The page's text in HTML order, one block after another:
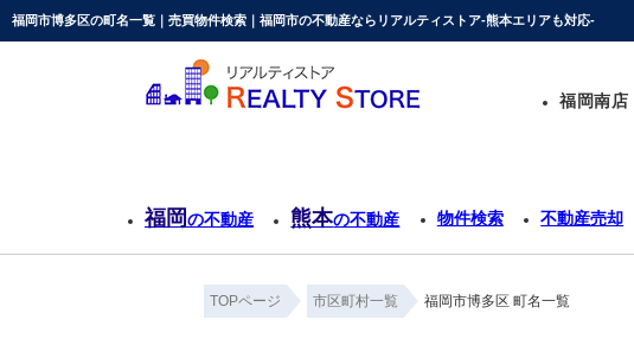
福岡市博多区の町名一覧｜売買物件検索｜福岡市の不動産ならリアルティストア-熊本エリアも対応-
福岡南店
福岡の不動産 熊本の不動産 物件検索 不動産売却
TOPページ 市区町村一覧 福岡市博多区 町名一覧